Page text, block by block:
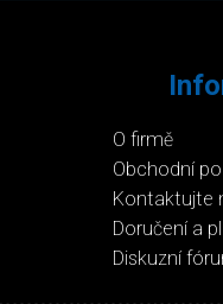
O firmě
Obchodní
Kontaktujte
Doručení a
Diskuzní